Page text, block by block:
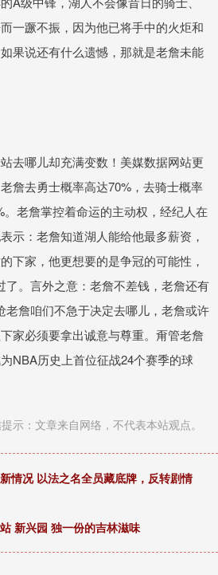
一蹶不振，因为他已将手中的火炬和
果说还有什么遗憾，那就是老詹未能
去哪儿却充满变数！美媒数据网站更
詹去勇士概率高达70%，去骑士概率
老詹掌控着命运的主动权，经纪人在
示：老詹知道湖人能给他最多薪资，
下家，他更想要的是争冠的可能性，
了。言外之意：老詹不差钱，老詹还有
老詹咱们不急于决定去哪儿，老詹或许
家必须要拿出诚意与尊重。甭管老詹
NBA历史上首位征战24个赛季的球
示：文章来自网络，不代表本站观点。
情况 以法之名全员藏底牌，反转剧情
新兴园 独一份的吉林滋味